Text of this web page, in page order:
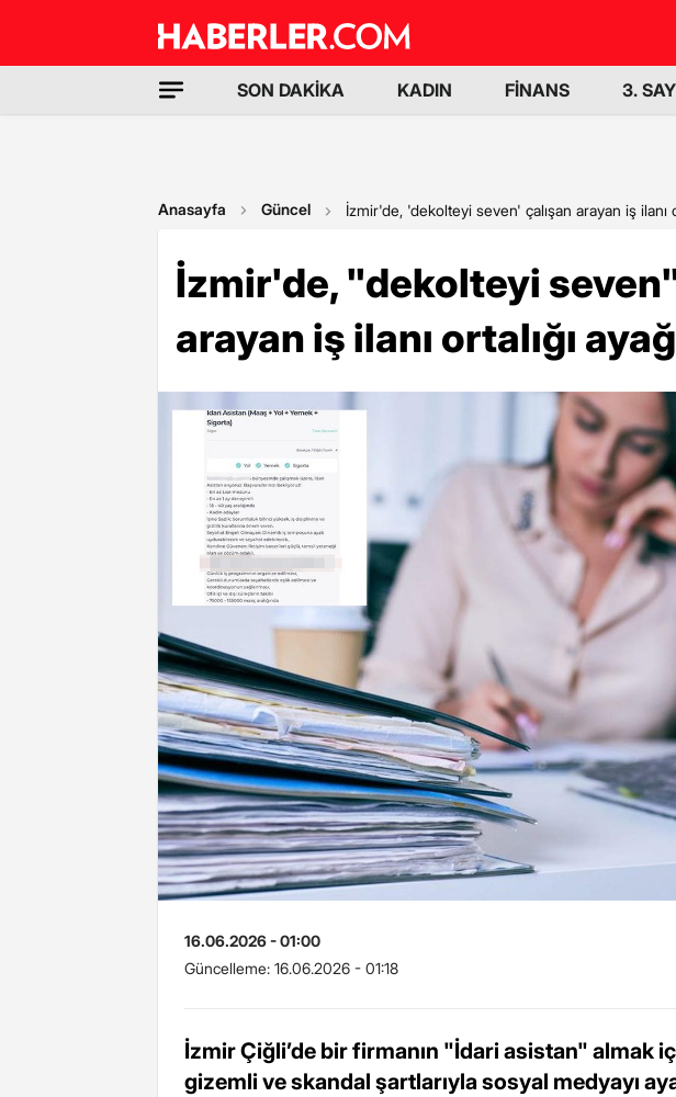
SON DAKİKA KADIN FİNANS 3.
Anasayfa Güncel İzmir'de, 'dekolteyi seven' çalışan arayan iş ilanı
İzmir'de, "dekolteyi
arayan iş ilanı ortalığı
16.06.2026 - 01:00
Güncelleme: 16.06.2026 - 01:18
İzmir Çiğli’de bir firmanın "İdari asistan" almak
gizemli ve skandal şartlarıyla sosyal medyayı